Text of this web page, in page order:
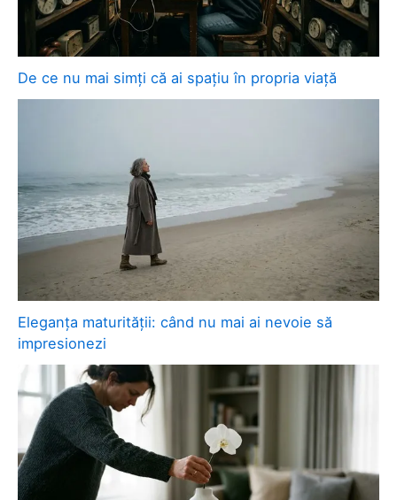
De ce nu mai simți că ai spațiu în propria viață
Eleganța maturității: când nu mai ai nevoie să
impresionezi